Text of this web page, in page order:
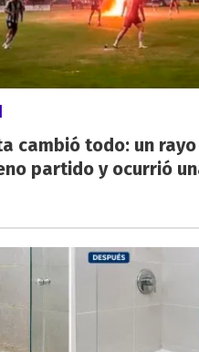
cambió todo: un rayo
partido y ocurrió